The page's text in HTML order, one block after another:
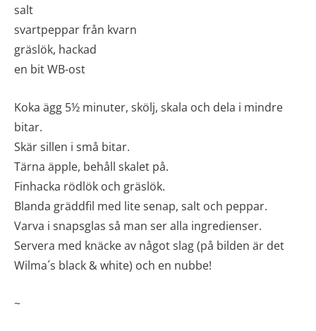
salt
svartpeppar från kvarn
gräslök, hackad
en bit WB-ost
Koka ägg 5½ minuter, skölj, skala och dela i mindre
bitar.
Skär sillen i små bitar.
Tärna äpple, behåll skalet på.
Finhacka rödlök och gräslök.
Blanda gräddfil med lite senap, salt och peppar.
Varva i snapsglas så man ser alla ingredienser.
Servera med knäcke av något slag (på bilden är det
Wilma´s black & white) och en nubbe!
~